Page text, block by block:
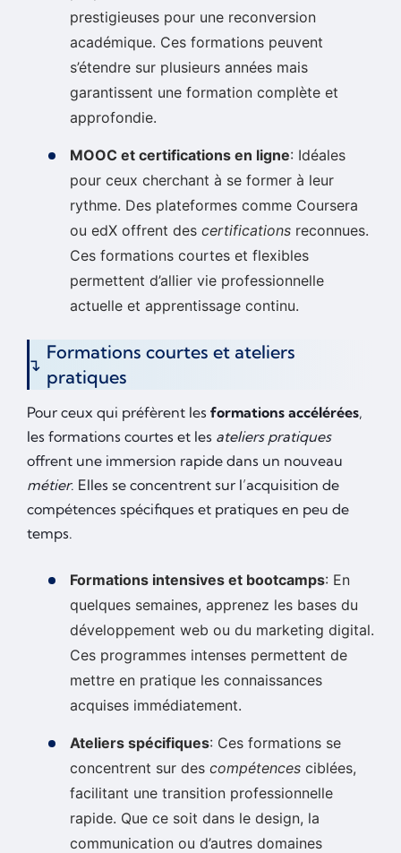
prestigieuses pour une reconversion
académique. Ces formations peuvent
s’étendre sur plusieurs années mais
garantissent une formation complète et
approfondie.
MOOC et certifications en ligne: Idéales
pour ceux cherchant à se former à leur
rythme. Des plateformes comme Coursera
ou edX offrent des certifications reconnues.
Ces formations courtes et flexibles
permettent d’allier vie professionnelle
actuelle et apprentissage continu.
Formations courtes et ateliers
pratiques
Pour ceux qui préfèrent les formations accélérées,
les formations courtes et les ateliers pratiques
offrent une immersion rapide dans un nouveau
métier. Elles se concentrent sur l’acquisition de
compétences spécifiques et pratiques en peu de
temps.
Formations intensives et bootcamps: En
quelques semaines, apprenez les bases du
développement web ou du marketing digital.
Ces programmes intenses permettent de
mettre en pratique les connaissances
acquises immédiatement.
Ateliers spécifiques: Ces formations se
concentrent sur des compétences ciblées,
facilitant une transition professionnelle
rapide. Que ce soit dans le design, la
communication ou d’autres domaines